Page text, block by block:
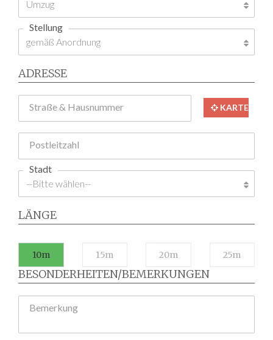
Stellung
ADRESSE
Straße & Hausnummer KARTE
Postleitzahl
Stadt
LÄNGE
10m 15m 20m 25m
BESONDERHEITEN/BEMERKUNGEN
Bemerkung